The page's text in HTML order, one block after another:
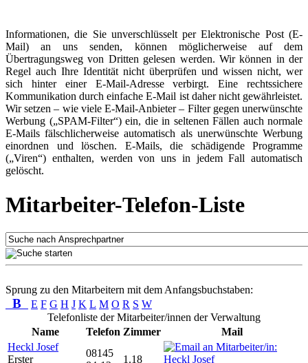
Informationen, die Sie unverschlüsselt per Elektronische Post (E-
Mail) an uns senden, können möglicherweise auf dem
Übertragungsweg von Dritten gelesen werden. Wir können in der
Regel auch Ihre Identität nicht überprüfen und wissen nicht, wer
sich hinter einer E-Mail-Adresse verbirgt. Eine rechtssichere
Kommunikation durch einfache E-Mail ist daher nicht gewährleistet.
Wir setzen – wie viele E-Mail-Anbieter – Filter gegen unerwünschte
Werbung („SPAM-Filter“) ein, die in seltenen Fällen auch normale
E-Mails fälschlicherweise automatisch als unerwünschte Werbung
einordnen und löschen. E-Mails, die schädigende Programme
(„Viren“) enthalten, werden von uns in jedem Fall automatisch
gelöscht.
Mitarbeiter-Telefon-Liste
Sprung zu den Mitarbeitern mit dem Anfangsbuchstaben:
B E F G H J K L M O R S W
Telefonliste der Mitarbeiter/innen der Verwaltung
Name
Telefon Zimmer
Mail
Heckl Josef
Erster
08145
1.18